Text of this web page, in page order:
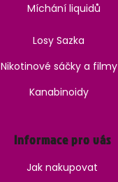
Míchání liquidů
Losy Sazka
Nikotinové sáčky a filmy
Kanabinoidy
Informace pro vás
Jak nakupovat